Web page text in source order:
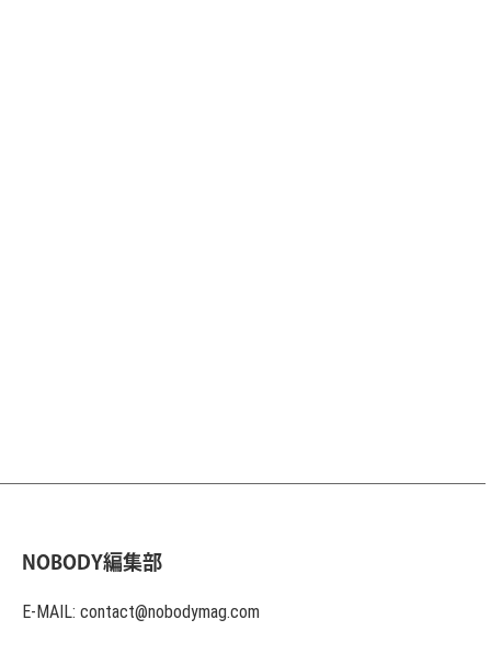
NOBODY編集部
E-MAIL: contact@nobodymag.com